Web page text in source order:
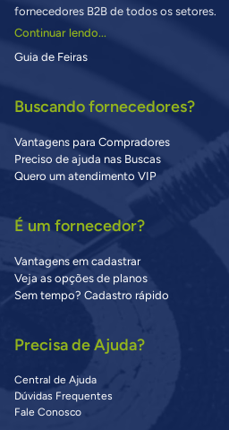
fornecedores B2B de todos os setores.
Continuar lendo...
Guia de Feiras
Buscando fornecedores?
Vantagens para Compradores
Preciso de ajuda nas Buscas
Quero um atendimento VIP
É um fornecedor?
Vantagens em cadastrar
Veja as opções de planos
Sem tempo? Cadastro rápido
Precisa de Ajuda?
Central de Ajuda
Dúvidas Frequentes
Fale Conosco